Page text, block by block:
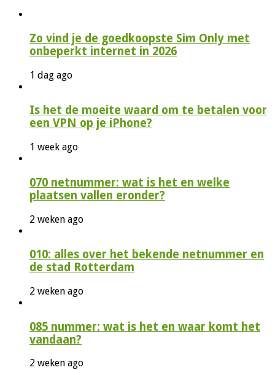
Zo vind je de goedkoopste Sim Only met
onbeperkt internet in 2026
1 dag ago
Is het de moeite waard om te betalen voor
een VPN op je iPhone?
1 week ago
070 netnummer: wat is het en welke
plaatsen vallen eronder?
2 weken ago
010: alles over het bekende netnummer en
de stad Rotterdam
2 weken ago
085 nummer: wat is het en waar komt het
vandaan?
2 weken ago